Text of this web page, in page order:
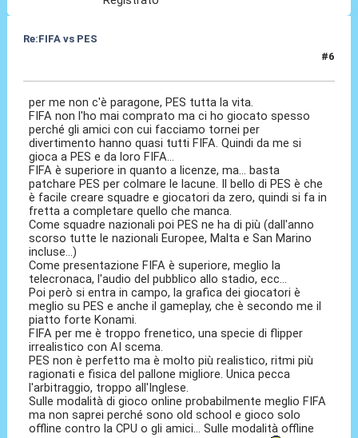
Re:FIFA vs PES
#6
per me non c'è paragone, PES tutta la vita.
FIFA non l'ho mai comprato ma ci ho giocato spesso
perché gli amici con cui facciamo tornei per
divertimento hanno quasi tutti FIFA. Quindi da me si
gioca a PES e da loro FIFA...
FIFA è superiore in quanto a licenze, ma... basta
patchare PES per colmare le lacune. Il bello di PES è che
è facile creare squadre e giocatori da zero, quindi si fa in
fretta a completare quello che manca.
Come squadre nazionali poi PES ne ha di più (dall'anno
scorso tutte le nazionali Europee, Malta e San Marino
incluse...)
Come presentazione FIFA è superiore, meglio la
telecronaca, l'audio del pubblico allo stadio, ecc...
Poi però si entra in campo, la grafica dei giocatori è
meglio su PES e anche il gameplay, che è secondo me il
piatto forte Konami.
FIFA per me è troppo frenetico, una specie di flipper
irrealistico con AI scema.
PES non è perfetto ma è molto più realistico, ritmi più
ragionati e fisica del pallone migliore. Unica pecca
l'arbitraggio, troppo all'Inglese.
Sulle modalità di gioco online probabilmente meglio FIFA
ma non saprei perché sono old school e gioco solo
offline contro la CPU o gli amici... Sulle modalità offline